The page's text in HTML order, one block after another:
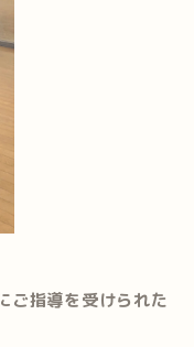
ご指導を受けられた